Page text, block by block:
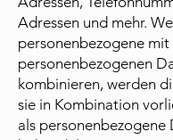
Adressen und mehr.
personenbezogene
personenbezogenen
kombinieren, werden
sie in Kombination
als personenbezogene